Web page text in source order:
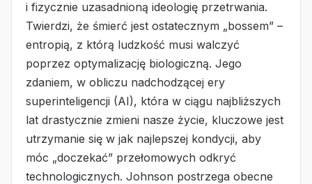
i fizycznie uzasadnioną ideologię przetrwania.
Twierdzi, że śmierć jest ostatecznym „bossem” –
entropią, z którą ludzkość musi walczyć
poprzez optymalizację biologiczną. Jego
zdaniem, w obliczu nadchodzącej ery
superinteligencji (AI), która w ciągu najbliższych
lat drastycznie zmieni nasze życie, kluczowe jest
utrzymanie się w jak najlepszej kondycji, aby
móc „doczekać” przełomowych odkryć
technologicznych. Johnson postrzega obecne